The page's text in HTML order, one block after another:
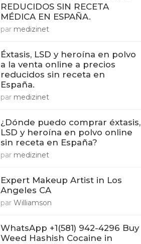
REDUCIDOS SIN RECETA
MÉDICA EN ESPAÑA.
par medizinet
Éxtasis, LSD y heroína en polvo
a la venta online a precios
reducidos sin receta en
España.
par medizinet
¿Dónde puedo comprar éxtasis,
LSD y heroína en polvo online
sin receta en España?
par medizinet
Expert Makeup Artist in Los
Angeles CA
par Williamson
WhatsApp +1(581) 942-4296 Buy
Weed Hashish Cocaine in